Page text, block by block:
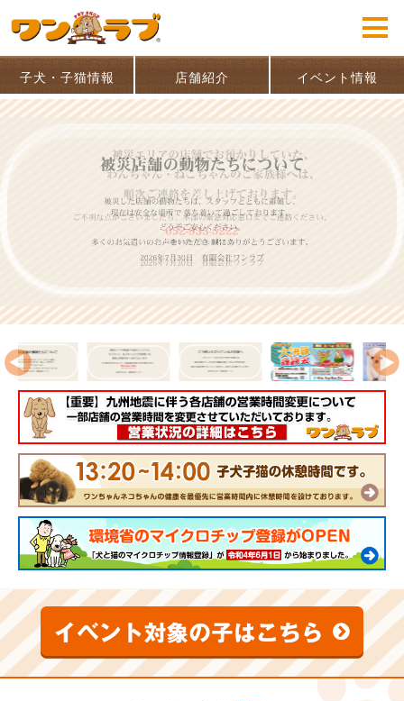
子犬・子猫情報 店舗紹介 イベント情報